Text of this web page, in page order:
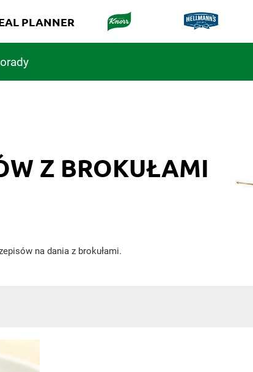
PLANNER
Z BROKUŁAMI
na dania z brokułami.